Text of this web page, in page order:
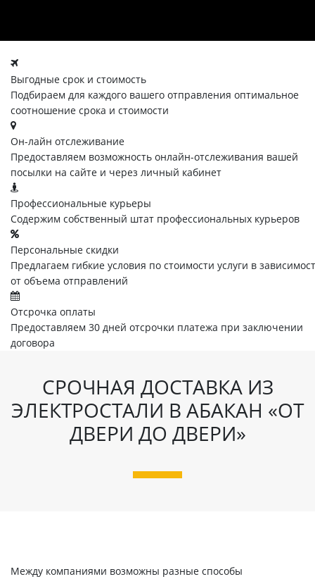
Выгодные срок и стоимость
Подбираем для каждого вашего отправления оптимальное
соотношение срока и стоимости
Он-лайн отслеживание
Предоставляем возможность онлайн-отслеживания вашей
посылки на сайте и через личный кабинет
Профессиональные курьеры
Содержим собственный штат профессиональных курьеров
Персональные скидки
Предлагаем гибкие условия по стоимости услуги в
от объема отправлений
Отсрочка оплаты
Предоставляем 30 дней отсрочки платежа при заключении
договора
СРОЧНАЯ ДОСТАВКА ИЗ
ЭЛЕКТРОСТАЛИ В АБАКАН «ОТ
ДВЕРИ ДО ДВЕРИ»
Между компаниями возможны разные способы